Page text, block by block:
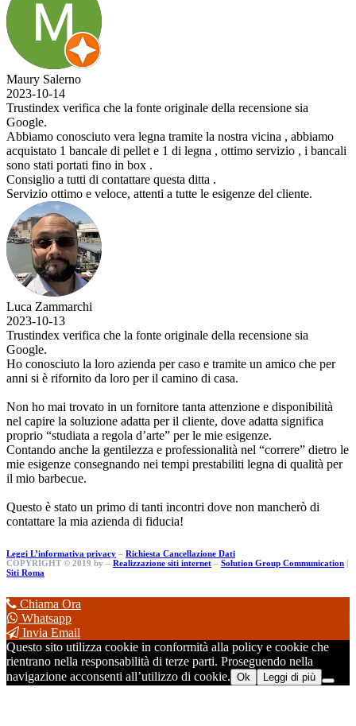
la fonte originale della recensione sia
vera legna tramite la nostra vicina , abbiamo
di pellet e 1 di legna , ottimo servizio , i bancali
in box .
questa ditta .
attenti a tutte le esigenze del cliente.
la fonte originale della recensione sia
azienda per caso e tramite un amico che per
per il camino di casa.
un fornitore tanta attenzione e disponibilità
adatta per il cliente, dove adatta significa
d’arte” per le mie esigenze.
e professionalità nel “correre” dietro le
nei tempi prestabiliti legna di qualità per
di tanti incontri dove non mancherò di
di fiducia!
Leggi L’informativa privacy – Richiesta Cancellazione Dati
COPYRIGHT © 2019 by – Realizzazione siti internet – Solution Group Communication |
Siti Roma
Chiama Ora
Whatsapp
Invia Email
Questo sito utilizza cookie in conformità alla policy e cookie che
rientrano nella responsabilità di terze parti. Proseguendo nella
navigazione acconsenti all’utilizzo di cookie. Ok Leggi di più